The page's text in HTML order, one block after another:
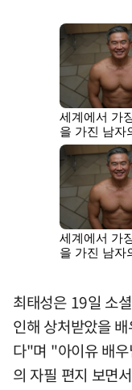
최태성은 19일 소
인해 상처받았을
다"며 "아이유 배
의 자필 편지 보면